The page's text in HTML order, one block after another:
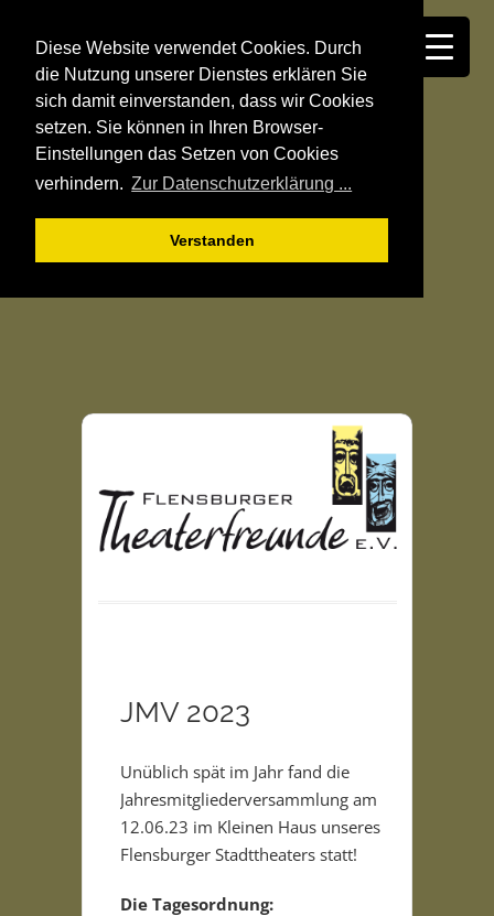
Diese Website verwendet Cookies. Durch
die Nutzung unserer Dienstes erklären Sie
sich damit einverstanden, dass wir Cookies
setzen. Sie können in Ihren Browser-
Einstellungen das Setzen von Cookies
verhindern. Zur Datenschutzerklärung ...
Verstanden
JMV 2023
Unüblich spät im Jahr fand die
Jahresmitgliederversammlung am
12.06.23 im Kleinen Haus unseres
Flensburger Stadttheaters statt!
Die Tagesordnung: